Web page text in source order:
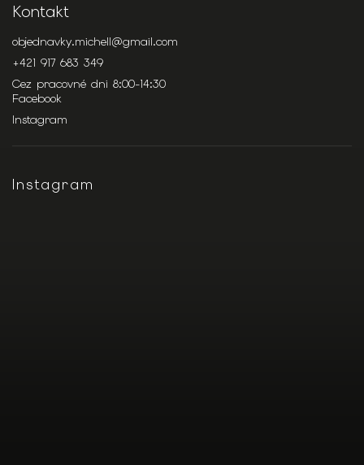
Kontakt
objednavky.michell@gmail.com
+421 917 683 349
Cez pracovné dni 8:00-14:30
Facebook
Instagram
Instagram